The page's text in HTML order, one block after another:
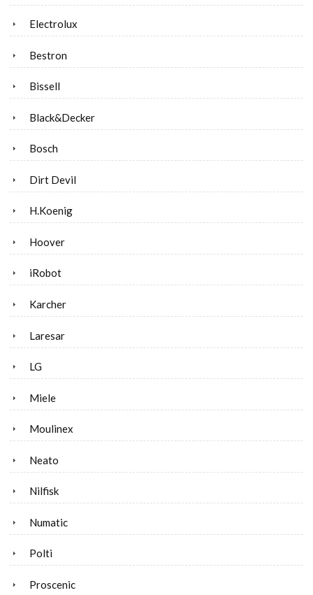
Electrolux
Bestron
Bissell
Black&Decker
Bosch
Dirt Devil
H.Koenig
Hoover
iRobot
Karcher
Laresar
LG
Miele
Moulinex
Neato
Nilfisk
Numatic
Polti
Proscenic